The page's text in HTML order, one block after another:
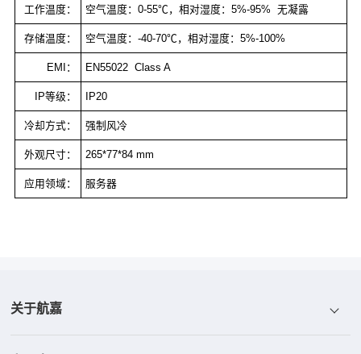
工作温度： 空气温度：0-55℃，相对湿度：5%-95% 无凝露
存储温度： 空气温度：-40-70℃，相对湿度：5%-100%
EMI： EN55022 Class A
IP等级： IP20
冷却方式： 强制风冷
外观尺寸： 265*77*84 mm
应用领域： 服务器
关于航嘉